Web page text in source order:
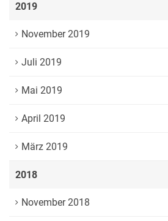
2019
November 2019
Juli 2019
Mai 2019
April 2019
März 2019
2018
November 2018